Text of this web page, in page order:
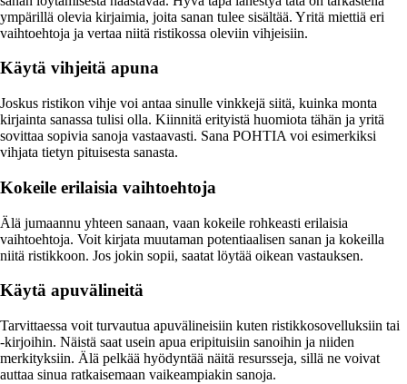
ympärillä olevia kirjaimia, joita sanan tulee sisältää. Yritä miettiä eri
vaihtoehtoja ja vertaa niitä ristikossa oleviin vihjeisiin.
Käytä vihjeitä apuna
Joskus ristikon vihje voi antaa sinulle vinkkejä siitä, kuinka monta
kirjainta sanassa tulisi olla. Kiinnitä erityistä huomiota tähän ja yritä
sovittaa sopivia sanoja vastaavasti. Sana POHTIA voi esimerkiksi
vihjata tietyn pituisesta sanasta.
Kokeile erilaisia vaihtoehtoja
Älä jumaannu yhteen sanaan, vaan kokeile rohkeasti erilaisia
vaihtoehtoja. Voit kirjata muutaman potentiaalisen sanan ja kokeilla
niitä ristikkoon. Jos jokin sopii, saatat löytää oikean vastauksen.
Käytä apuvälineitä
Tarvittaessa voit turvautua apuvälineisiin kuten ristikkosovelluksiin tai
-kirjoihin. Näistä saat usein apua eripituisiin sanoihin ja niiden
merkityksiin. Älä pelkää hyödyntää näitä resursseja, sillä ne voivat
auttaa sinua ratkaisemaan vaikeampiakin sanoja.